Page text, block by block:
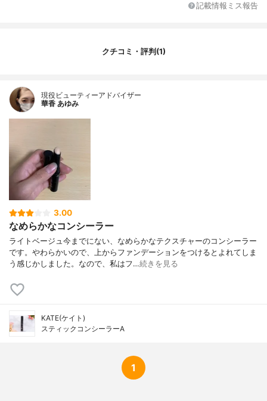
記載情報ミス報告
クチコミ・評判(1)
現役ビューティーアドバイザー
華香 あゆみ
3.00
なめらかなコンシーラー
ライトベージュ今までにない、なめらかなテクスチャーのコンシーラー
です。やわらかいので、上からファンデーションをつけるとよれてしま
う感じかしました。なので、私はフ…続きを見る
KATE(ケイト)
スティックコンシーラーA
1